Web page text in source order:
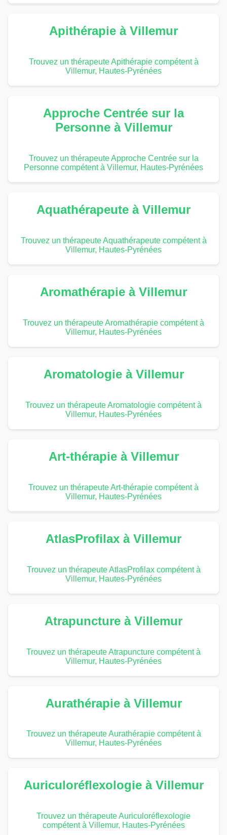
Apithérapie à Villemur
Trouvez un thérapeute Apithérapie compétent à
Villemur, Hautes-Pyrénées
Approche Centrée sur la
Personne à Villemur
Trouvez un thérapeute Approche Centrée sur la
Personne compétent à Villemur, Hautes-Pyrénées
Aquathérapeute à Villemur
Trouvez un thérapeute Aquathérapeute compétent à
Villemur, Hautes-Pyrénées
Aromathérapie à Villemur
Trouvez un thérapeute Aromathérapie compétent à
Villemur, Hautes-Pyrénées
Aromatologie à Villemur
Trouvez un thérapeute Aromatologie compétent à
Villemur, Hautes-Pyrénées
Art-thérapie à Villemur
Trouvez un thérapeute Art-thérapie compétent à
Villemur, Hautes-Pyrénées
AtlasProfilax à Villemur
Trouvez un thérapeute AtlasProfilax compétent à
Villemur, Hautes-Pyrénées
Atrapuncture à Villemur
Trouvez un thérapeute Atrapuncture compétent à
Villemur, Hautes-Pyrénées
Aurathérapie à Villemur
Trouvez un thérapeute Aurathérapie compétent à
Villemur, Hautes-Pyrénées
Auriculoréflexologie à Villemur
Trouvez un thérapeute Auriculoréflexologie
compétent à Villemur, Hautes-Pyrénées